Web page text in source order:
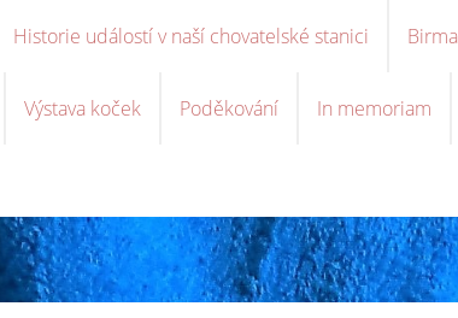
Historie událostí v naší chovatelské stanici Birma
Výstava koček Poděkování In memoriam